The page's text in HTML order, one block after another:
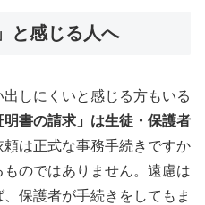
と感じる人へ
しにくいと感じる方もいる
明書の請求」は生徒・保護者
頼は正式な事務手続きですか
のではありません。遠慮は
保護者が手続きをしてもま